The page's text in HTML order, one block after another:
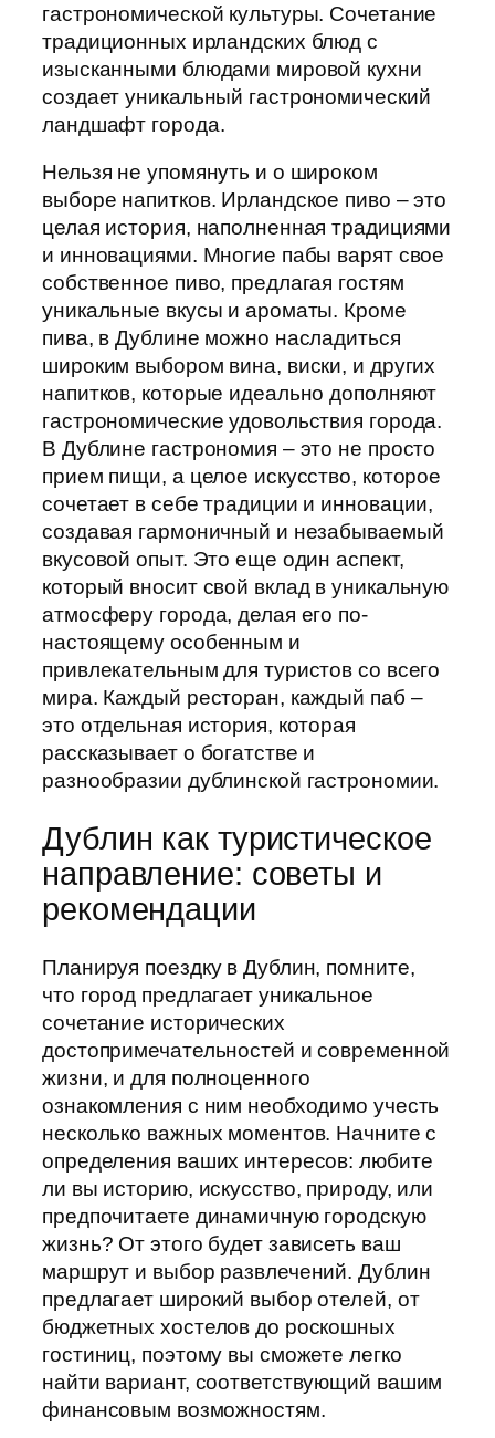
гастрономической культуры. Сочетание
традиционных ирландских блюд с
изысканными блюдами мировой кухни
создает уникальный гастрономический
ландшафт города.
Нельзя не упомянуть и о широком
выборе напитков. Ирландское пиво – это
целая история, наполненная традициями
и инновациями. Многие пабы варят свое
собственное пиво, предлагая гостям
уникальные вкусы и ароматы. Кроме
пива, в Дублине можно насладиться
широким выбором вина, виски, и других
напитков, которые идеально дополняют
гастрономические удовольствия города.
В Дублине гастрономия – это не просто
прием пищи, а целое искусство, которое
сочетает в себе традиции и инновации,
создавая гармоничный и незабываемый
вкусовой опыт. Это еще один аспект,
который вносит свой вклад в уникальную
атмосферу города, делая его по-
настоящему особенным и
привлекательным для туристов со всего
мира. Каждый ресторан, каждый паб –
это отдельная история, которая
рассказывает о богатстве и
разнообразии дублинской гастрономии.
Дублин как туристическое
направление: советы и
рекомендации
Планируя поездку в Дублин, помните,
что город предлагает уникальное
сочетание исторических
достопримечательностей и современной
жизни, и для полноценного
ознакомления с ним необходимо учесть
несколько важных моментов. Начните с
определения ваших интересов: любите
ли вы историю, искусство, природу, или
предпочитаете динамичную городскую
жизнь? От этого будет зависеть ваш
маршрут и выбор развлечений. Дублин
предлагает широкий выбор отелей, от
бюджетных хостелов до роскошных
гостиниц, поэтому вы сможете легко
найти вариант, соответствующий вашим
финансовым возможностям.